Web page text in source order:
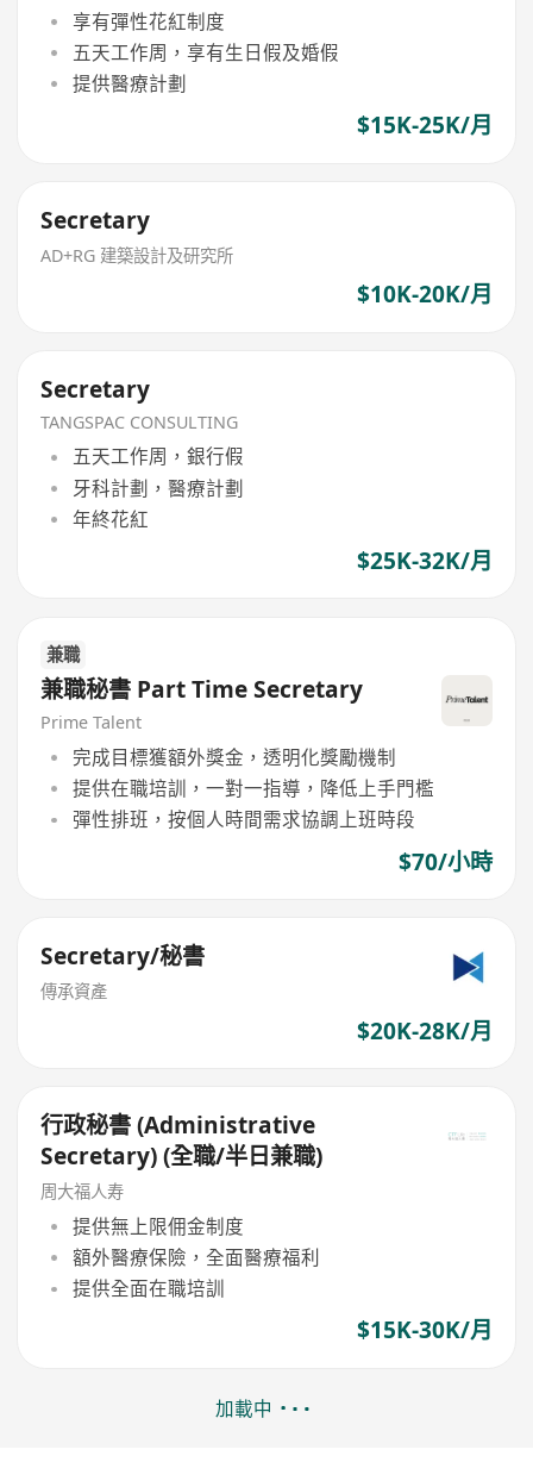
享有彈性花紅制度
五天工作周，享有生日假及婚假
提供醫療計劃
$15K-25K/月
Secretary
AD+RG 建築設計及研究所
$10K-20K/月
Secretary
TANGSPAC CONSULTING
五天工作周，銀行假
牙科計劃，醫療計劃
年終花紅
$25K-32K/月
兼職
兼職秘書 Part Time Secretary
Prime Talent
完成目標獲額外獎金，透明化獎勵機制
提供在職培訓，一對一指導，降低上手門檻
彈性排班，按個人時間需求協調上班時段
$70/小時
Secretary/秘書
傳承資產
$20K-28K/月
行政秘書 (Administrative
Secretary) (全職/半日兼職)
周大福人寿
提供無上限佣金制度
額外醫療保險，全面醫療福利
提供全面在職培訓
$15K-30K/月
加載中